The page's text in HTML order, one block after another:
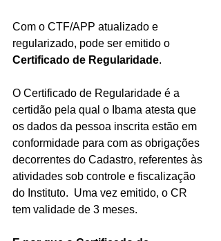
Com o CTF/APP atualizado e
regularizado, pode ser emitido o
Certificado de Regularidade.
O Certificado de Regularidade é a
certidão pela qual o Ibama atesta que
os dados da pessoa inscrita estão em
conformidade para com as obrigações
decorrentes do Cadastro, referentes às
atividades sob controle e fiscalização
do Instituto.  Uma vez emitido, o CR
tem validade de 3 meses.